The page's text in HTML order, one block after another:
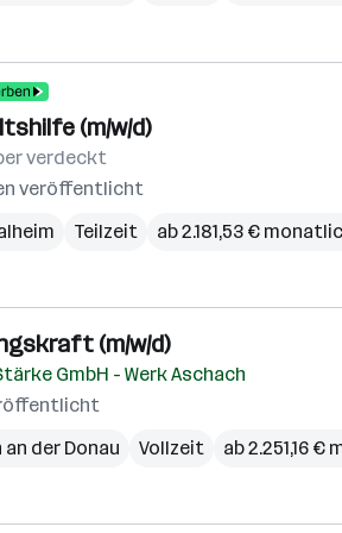
(m/w/d)
verdeckt
veröffentlicht
Teilzeit ab 2.181,53 €
(m/w/d)
GmbH - Werk Aschach
der Donau
Vollzeit ab 2.251,16 €